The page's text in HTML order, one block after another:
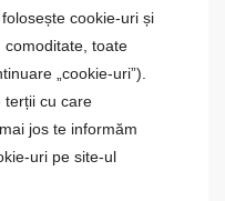
cookie-uri și
comoditate, toate
„cookie-uri”).
terții cu care
jos te informăm
uri pe site-ul